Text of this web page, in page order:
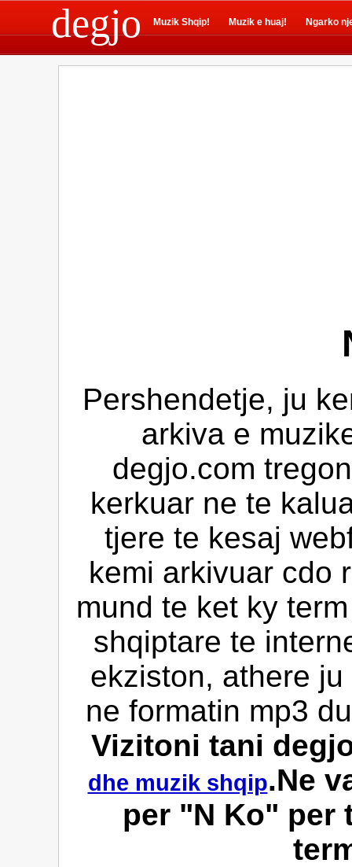
degjo Muzik Shqip! Muzik e huaj! Ngarko
Pershendetje, ju
arkiva e
degjo.com
kerkuar ne te
tjere te kesaj
kemi arkivuar cdo
mund te ket ky
shqiptare te
ekziston, athere
ne formatin mp3
Vizitoni tani
dhe muzik shqip.Ne
per "N Ko" per